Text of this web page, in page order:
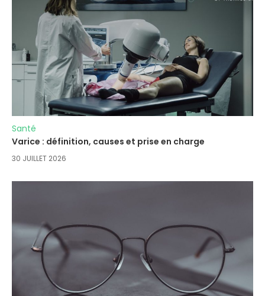
Santé
Varice : définition, causes et prise en charge
30 JUILLET 2026